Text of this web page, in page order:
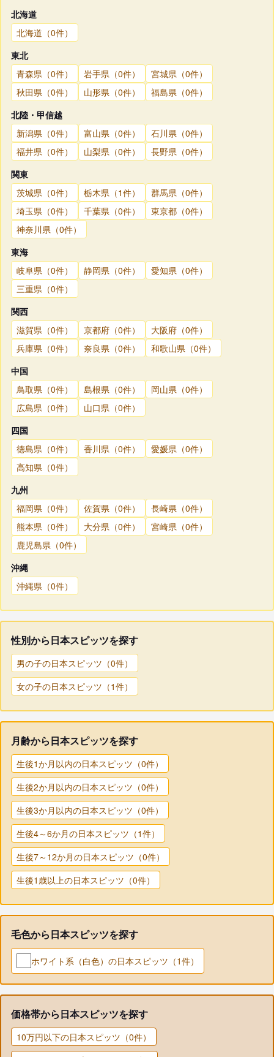
北海道
北海道（0件）
東北
青森県（0件）
岩手県（0件）
宮城県（0件）
秋田県（0件）
山形県（0件）
福島県（0件）
北陸・甲信越
新潟県（0件）
富山県（0件）
石川県（0件）
福井県（0件）
山梨県（0件）
長野県（0件）
関東
茨城県（0件）
栃木県（1件）
群馬県（0件）
埼玉県（0件）
千葉県（0件）
東京都（0件）
神奈川県（0件）
東海
岐阜県（0件）
静岡県（0件）
愛知県（0件）
三重県（0件）
関西
滋賀県（0件）
京都府（0件）
大阪府（0件）
兵庫県（0件）
奈良県（0件）
和歌山県（0件）
中国
鳥取県（0件）
島根県（0件）
岡山県（0件）
広島県（0件）
山口県（0件）
四国
徳島県（0件）
香川県（0件）
愛媛県（0件）
高知県（0件）
九州
福岡県（0件）
佐賀県（0件）
長崎県（0件）
熊本県（0件）
大分県（0件）
宮崎県（0件）
鹿児島県（0件）
沖縄
沖縄県（0件）
性別から日本スピッツを探す
男の子の日本スピッツ（0件）
女の子の日本スピッツ（1件）
月齢から日本スピッツを探す
生後1か月以内の日本スピッツ（0件）
生後2か月以内の日本スピッツ（0件）
生後3か月以内の日本スピッツ（0件）
生後4～6か月の日本スピッツ（1件）
生後7～12か月の日本スピッツ（0件）
生後1歳以上の日本スピッツ（0件）
毛色から日本スピッツを探す
ホワイト系（白色）の日本スピッツ（1件）
価格帯から日本スピッツを探す
10万円以下の日本スピッツ（0件）